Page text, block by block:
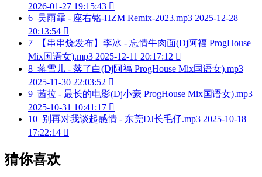
2026-01-27 19:15:43 
6 吴雨霏 - 座右铭-HZM Remix-2023.mp3 2025-12-28
20:13:54 
7
【串串烧发布】李冰 - 忘情牛肉面(Dj阿福 ProgHouse
Mix国语女).mp3 2025-12-11 20:17:12 
8 蒋雪儿 - 落了白(Dj阿福 ProgHouse Mix国语女).mp3
2025-11-30 22:03:52 
9 茜拉 - 最长的电影(Dj小豪 ProgHouse Mix国语女).mp3
2025-10-31 10:41:17 
10 别再对我谈起感情 - 东莞DJ长毛仔.mp3 2025-10-18
17:22:14 
猜你喜欢